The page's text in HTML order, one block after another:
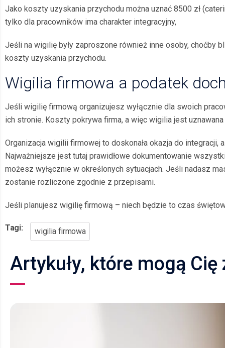
Jako koszty uzyskania przychodu można uznać 8500 zł
tylko dla pracowników ima charakter integracyjny,
Jeśli na wigilię były zaproszone również inne osoby, choćby
koszty uzyskania przychodu.
Wigilia firmowa a podatek
Jeśli wigilię firmową organizujesz wyłącznie dla swoich
ich stronie. Koszty pokrywa firma, a więc wigilia jest
Organizacja wigilii firmowej to doskonała okazja do
Najważniejsze jest tutaj prawidłowe dokumentowanie
możesz wyłącznie w określonych sytuacjach. Jeśli nadasz
zostanie rozliczone zgodnie z przepisami.
Jeśli planujesz wigilię firmową – niech będzie to czas
Tagi: wigilia firmowa
Artykuły, które mogą